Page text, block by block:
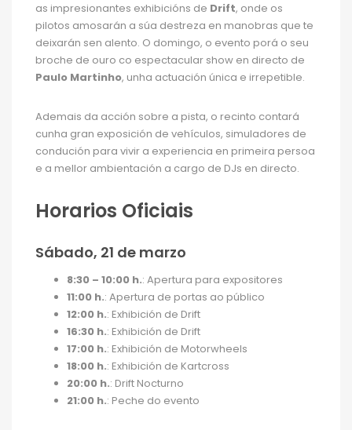
as impresionantes exhibicións de Drift, onde os
pilotos amosarán a súa destreza en manobras que te
deixarán sen alento. O domingo, o evento porá o seu
broche de ouro co espectacular show en directo de
Paulo Martinho, unha actuación única e irrepetible.
Ademais da acción sobre a pista, o recinto contará
cunha gran exposición de vehículos, simuladores de
condución para vivir a experiencia en primeira persoa
e a mellor ambientación a cargo de DJs en directo.
Horarios Oficiais
Sábado, 21 de marzo
8:30 – 10:00 h.: Apertura para expositores
11:00 h.: Apertura de portas ao público
12:00 h.: Exhibición de Drift
16:30 h.: Exhibición de Drift
17:00 h.: Exhibición de Motorwheels
18:00 h.: Exhibición de Kartcross
20:00 h.: Drift Nocturno
21:00 h.: Peche do evento